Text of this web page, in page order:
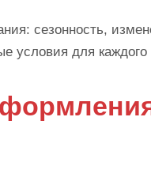
сезонность,
условия для каждого